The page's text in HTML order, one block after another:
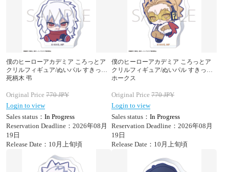
僕のヒーローアカデミア ころっとア
クリルフィギュア/ぬいパル すきっぷ
死柄木 弔
Original Price 770JPY
Login to view
Sales status： In Progress
Reservation Deadline：2026年08月
19日
Release Date：10月上旬頃
僕のヒーローアカデミア ころっとア
クリルフィギュア/ぬいパル すきっぷ
ホークス
Original Price 770JPY
Login to view
Sales status： In Progress
Reservation Deadline：2026年08月
19日
Release Date：10月上旬頃